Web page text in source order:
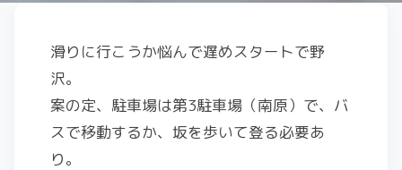
滑りに行こうか悩んで遅めスタートで野
沢。
案の定、駐車場は第3駐車場（南原）で、バ
スで移動するか、坂を歩いて登る必要あ
り。